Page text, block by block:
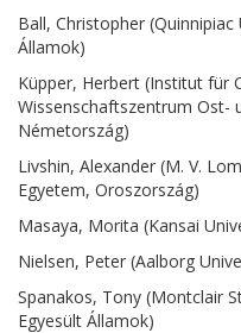
Ball, Christopher
Államok)
Küpper, Herbert (Institut für
Wissenschaftszentrum Ost-
Németország)
Livshin, Alexander (M. V.
Egyetem, Oroszország)
Masaya, Morita (Kansai
Nielsen, Peter (Aalborg
Spanakos, Tony (Montclair
Egyesült Államok)